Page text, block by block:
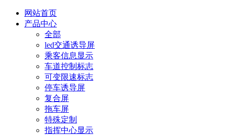
网站首页
产品中心
全部
led交通诱导屏
乘客信息显示
车道控制标志
可变限速标志
停车诱导屏
复合屏
拖车屏
特殊定制
指挥中心显示